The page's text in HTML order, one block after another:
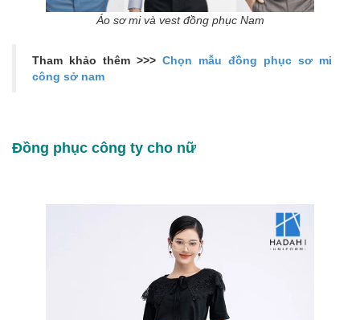
Áo sơ mi và vest đồng phục Nam
Tham khảo thêm >>> Chọn mẫu đồng phục sơ mi
công sở nam
Đồng phục công ty cho nữ